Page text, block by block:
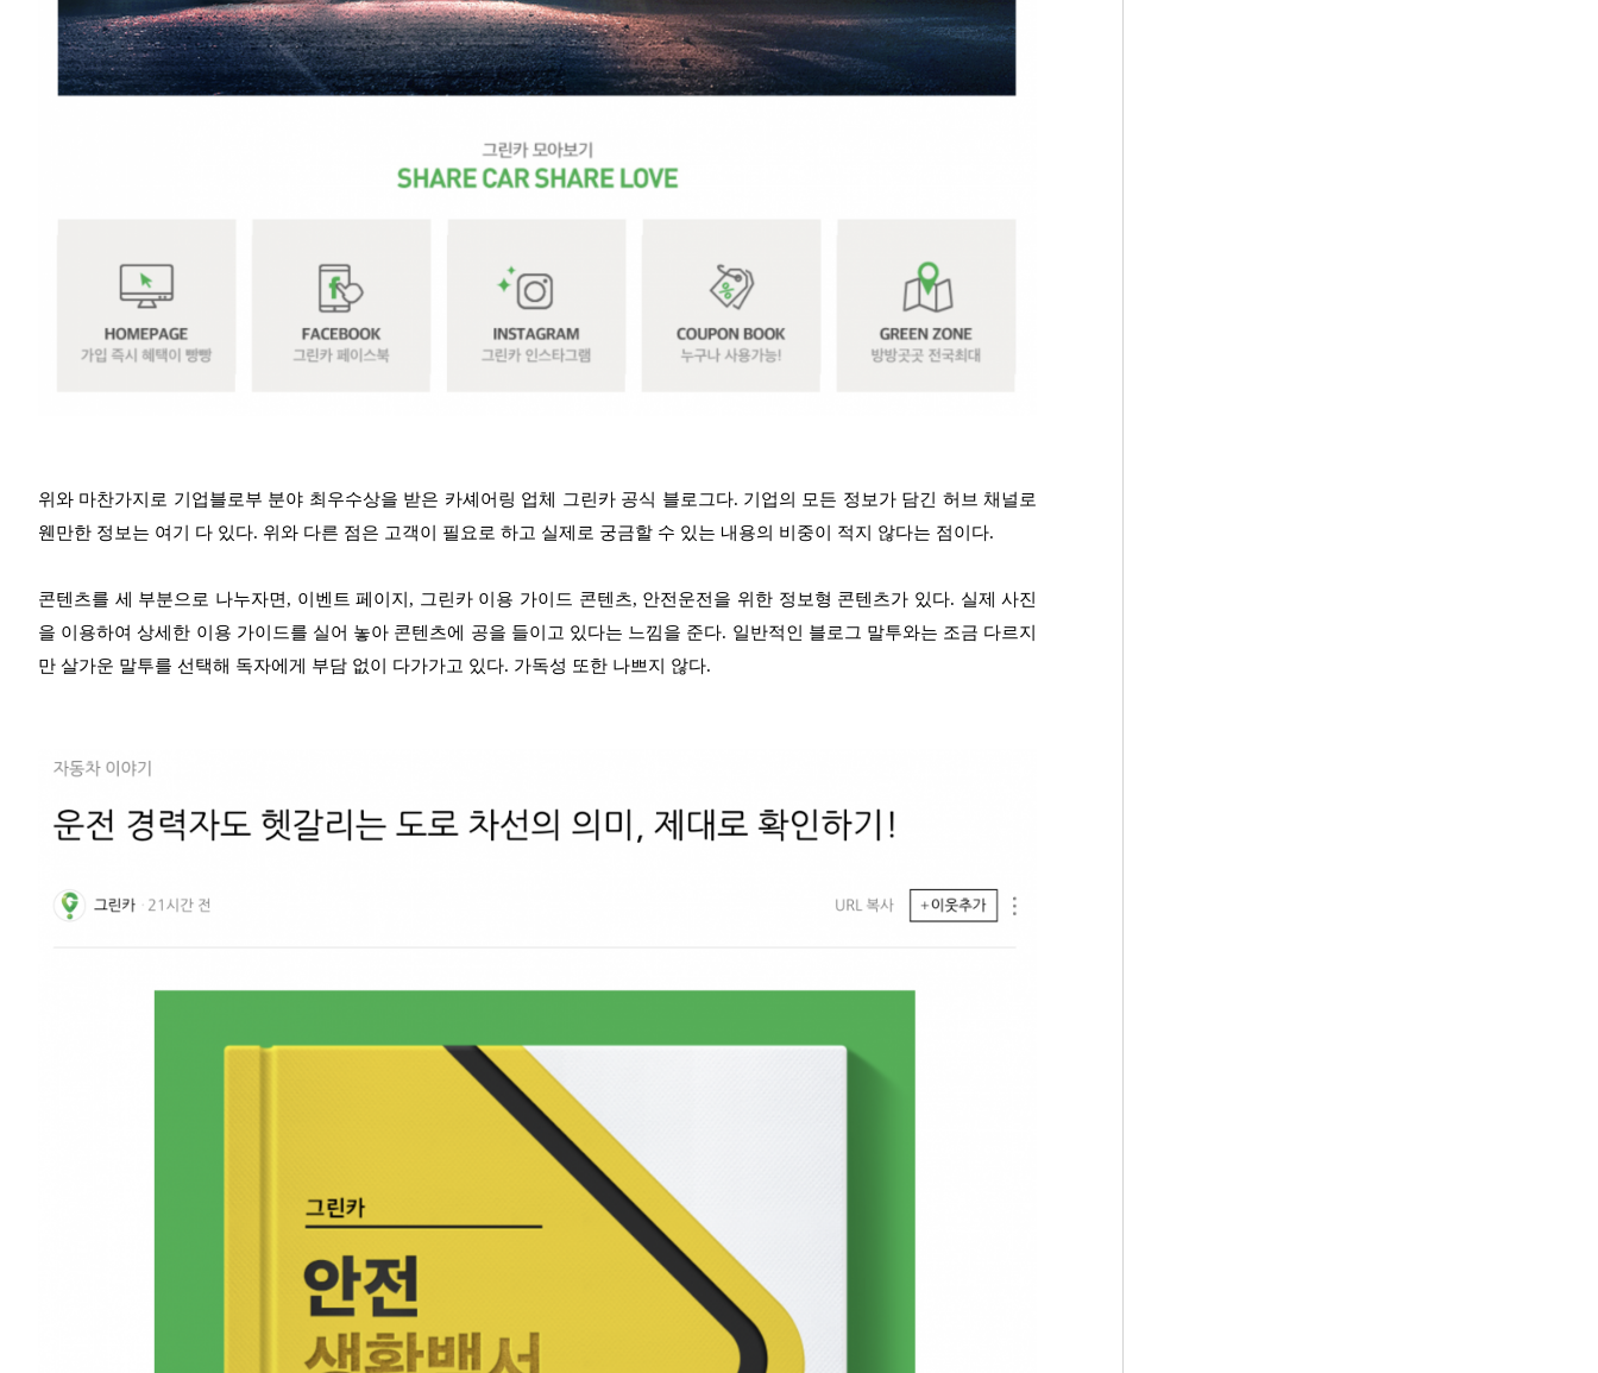
위와 마찬가지로 기업블로부 분야 최우수상을 받은 카셰어링 업체 그린카 공식 블로그다. 기업의 모든 정보가 담긴 허브 채널로
웬만한 정보는 여기 다 있다. 위와 다른 점은 고객이 필요로 하고 실제로 궁금할 수 있는 내용의 비중이 적지 않다는 점이다.
콘텐츠를 세 부분으로 나누자면, 이벤트 페이지, 그린카 이용 가이드 콘텐츠, 안전운전을 위한 정보형 콘텐츠가 있다. 실제 사진
을 이용하여 상세한 이용 가이드를 실어 놓아 콘텐츠에 공을 들이고 있다는 느낌을 준다. 일반적인 블로그 말투와는 조금 다르지
만 살가운 말투를 선택해 독자에게 부담 없이 다가가고 있다. 가독성 또한 나쁘지 않다.